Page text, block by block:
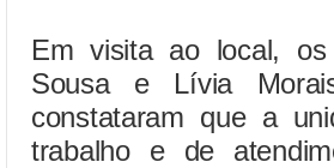
Em visita ao local, os
Sousa e Lívia
constataram que a
trabalho e de